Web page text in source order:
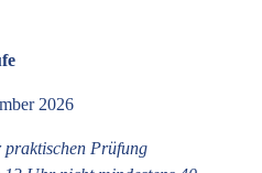
2026
praktischen Prüfung